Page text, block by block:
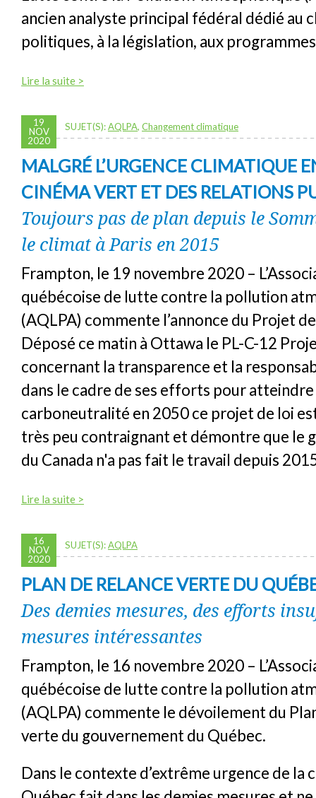
ancien analyste principal fédéral dédié au
politiques, à la législation, aux
Lire la suite >
19
NOV
2020
SUJET(S):AQLPA, Changement climatique
MALGRÉ L’URGENCE CLIMATIQUE
CINÉMA VERT ET DES RELATIONS
Toujours pas de plan depuis le
le climat à Paris en 2015
Frampton, le 19 novembre 2020 –
québécoise de lutte contre la pollution
(AQLPA) commente l’annonce du Projet
Déposé ce matin à Ottawa le PL-C-12
concernant la transparence et la
dans le cadre de ses efforts pour atteindre
carboneutralité en 2050 ce projet de loi
très peu contraignant et démontre que le
du Canada n'a pas fait le travail depuis
Lire la suite >
16
NOV
2020
SUJET(S):AQLPA
PLAN DE RELANCE VERTE DU
Des demies mesures, des efforts
mesures intéressantes
Frampton, le 16 novembre 2020 –
québécoise de lutte contre la pollution
(AQLPA) commente le dévoilement du
verte du gouvernement du Québec.
Dans le contexte d’extrême urgence de la